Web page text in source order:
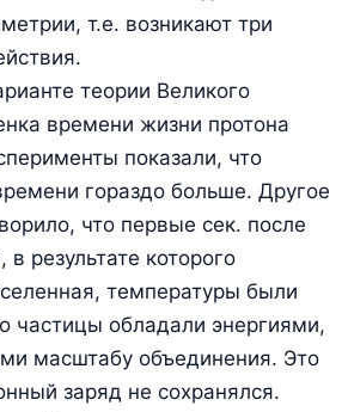
т.е. возникают три
теории Великого
времени жизни протона
показали, что
гораздо больше. Другое
что первые сек. после
результате которого
температуры были
частицы обладали энергиями,
масштабу объединения. Это
заряд не сохранялся.